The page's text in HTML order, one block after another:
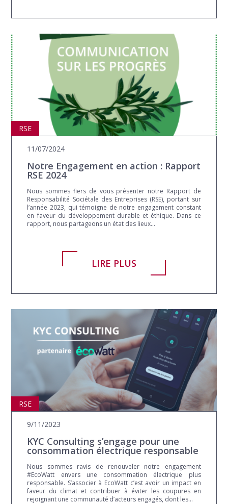
Notre Engagement en action : Rapport
RSE 2024
11/07/2024
RSE
Nous sommes fiers de vous présenter notre Rapport de
Responsabilité Sociétale des Entreprises (RSE), portant sur
l’année 2023, qui témoigne de notre engagement constant
en faveur du développement durable et éthique. Dans ce
rapport, nous partageons un état des lieux...
LIRE PLUS
KYC Consulting s’engage pour une
consommation électrique responsable
9/11/2023
RSE
Nous sommes ravis de renouveler notre engagement
#EcoWatt envers une consommation électrique plus
responsable. S’associer à EcoWatt c’est avoir un impact en
faveur du climat et contribuer à éviter les coupures en
rejoignant une communauté d’acteurs engagés, dont les...